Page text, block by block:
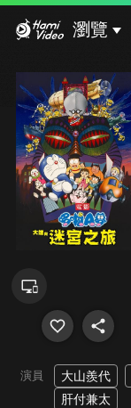
瀏覽
演員 大山羨代
肝付兼太